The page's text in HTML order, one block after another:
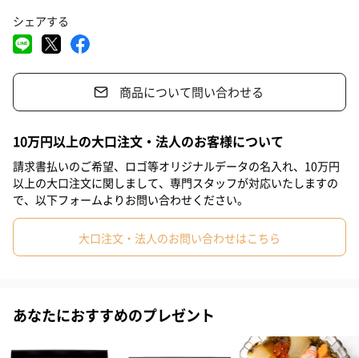
東積丹えび旨味漬40g
北海道つぶ山葵あえ40g
北海道つぶ甘露煮30g
紅鮭蝦夷糀漬40g
にしん雲丹あえ35g
いか蝦夷辛味漬40g
いかの肝あえ40g
くらげ梅肉あえ40g
くらげ岩のりあえ40g
氷頭甘酢漬30g
にしん菜の花漬25g
すけそう鱈の子塩漬40g
#取引先男性
#息子 #姉
#同僚女性 #上司男性 #上司女性
#男友達 #女友達 #彼氏 #10代 #20代前半 #20代後半
#30代 #40代 #50代 #60代 #70代 #80代 #90代
シェアする
商品について問い合わせる
10万円以上の大口注文・法人のお客様について
請求書払いのご希望、ロゴ等オリジナルデータの名入れ、10万円
以上の大口注文に関しまして、専門スタッフが対応いたしますの
で、以下フォームよりお問い合わせください。
大口注文・法人のお問い合わせはこちら
あなたにおすすめのプレゼント